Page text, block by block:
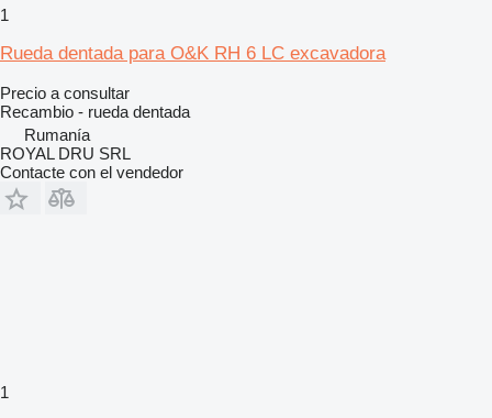
1
Rueda dentada para O&K RH 6 LC excavadora
Precio a consultar
Recambio - rueda dentada
Rumanía
ROYAL DRU SRL
Contacte con el vendedor
1